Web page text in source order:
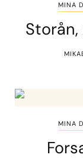
MINA
MINA